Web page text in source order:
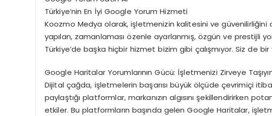
Türkiye’nin En İyi Google Yorum Hizmeti
Koozmo Medya olarak, işletmenizin kalitesini ve güvenilirliğini
yapılan, zamanlaması özenle ayarlanmış, özgün ve prestijli
Türkiye’de başka hiçbir hizmet bizim gibi çalışmıyor. Siz de
Google Haritalar Yorumlarının Gücü: İşletmenizi Zirveye
Dijital çağda, işletmelerin başarısı büyük ölçüde çevrimiçi
paylaştığı platformlar, markanızın algısını şekillendirirken
etkiler. Bu platformların başında gelen Google Haritalar,